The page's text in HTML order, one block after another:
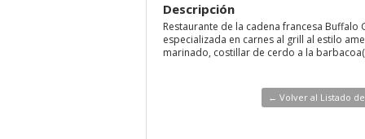
Descripción
Restaurante de la cadena francesa Buffalo
especializada en carnes al grill al estilo
marinado, costillar de cerdo a la
← Volver al Listado